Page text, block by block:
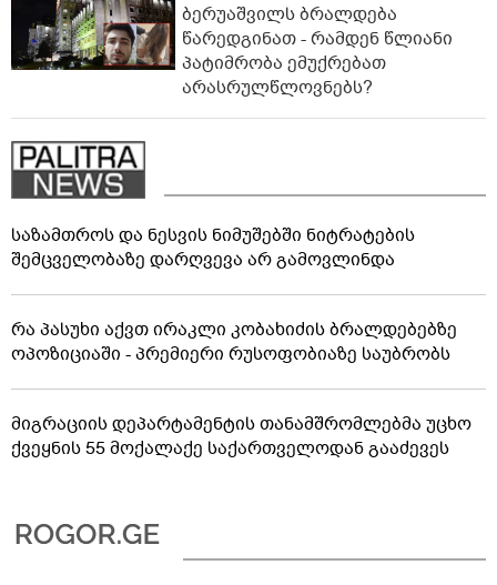
ბერუაშვილს ბრალდება
წარედგინათ - რამდენ წლიანი
პატიმრობა ემუქრებათ
არასრულწლოვნებს?
საზამთროს და ნესვის ნიმუშებში ნიტრატების
შემცველობაზე დარღვევა არ გამოვლინდა
რა პასუხი აქვთ ირაკლი კობახიძის ბრალდებებზე
ოპოზიციაში - პრემიერი რუსოფობიაზე საუბრობს
მიგრაციის დეპარტამენტის თანამშრომლებმა უცხო
ქვეყნის 55 მოქალაქე საქართველოდან გააძევეს